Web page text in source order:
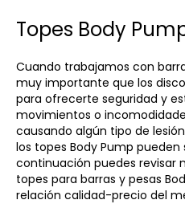
Topes Body
Cuando trabajamos con
muy importante que los
para ofrecerte seguridad y
movimientos o
causando algún tipo de
los topes Body Pump pueden
continuación puedes revisar
topes para barras y pesas
relación calidad-precio del